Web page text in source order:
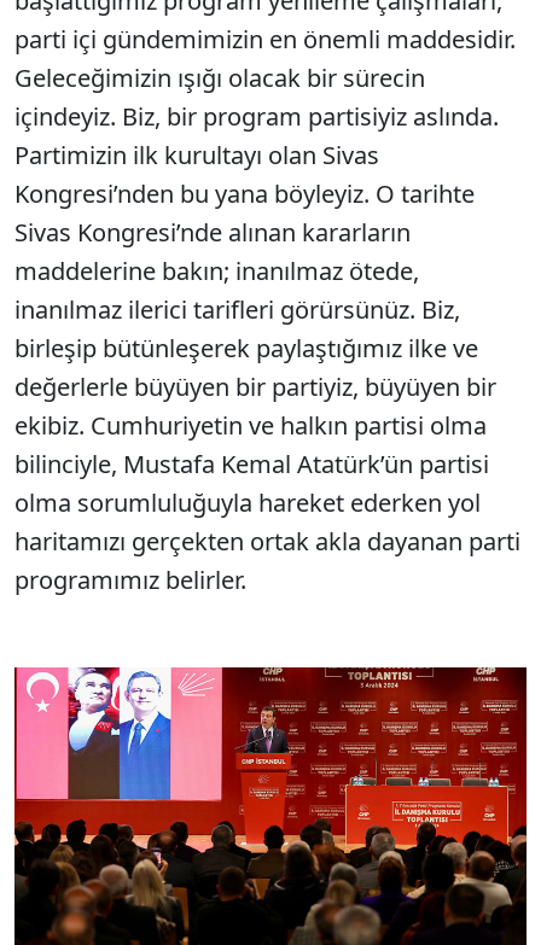
parti içi gündemimizin en önemli maddesidir.
Geleceğimizin ışığı olacak bir sürecin
içindeyiz. Biz, bir program partisiyiz aslında.
Partimizin ilk kurultayı olan Sivas
Kongresi’nden bu yana böyleyiz. O tarihte
Sivas Kongresi’nde alınan kararların
maddelerine bakın; inanılmaz ötede,
inanılmaz ilerici tarifleri görürsünüz. Biz,
birleşip bütünleşerek paylaştığımız ilke ve
değerlerle büyüyen bir partiyiz, büyüyen bir
ekibiz. Cumhuriyetin ve halkın partisi olma
bilinciyle, Mustafa Kemal Atatürk’ün partisi
olma sorumluluğuyla hareket ederken yol
haritamızı gerçekten ortak akla dayanan parti
programımız belirler.